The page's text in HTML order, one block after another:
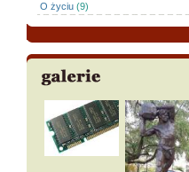
O życiu (9)